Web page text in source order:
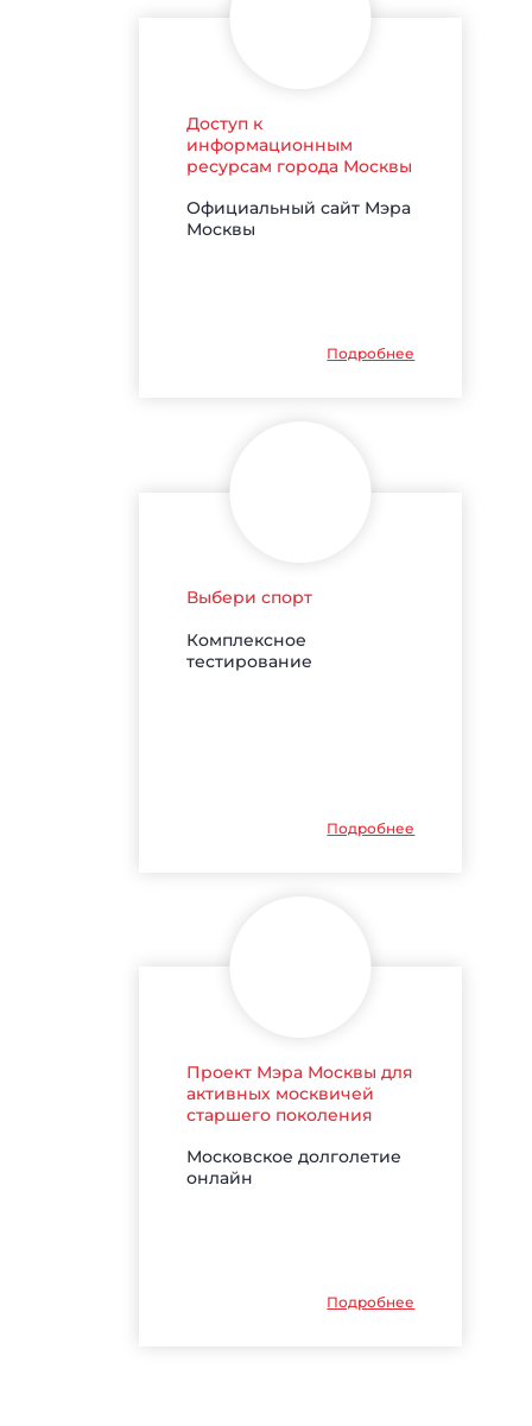
Доступ к
информационным
ресурсам города Москвы
Официальный сайт Мэра
Москвы
Подробнее
Выбери спорт
Комплексное
тестирование
Подробнее
Проект Мэра Москвы для
активных москвичей
старшего поколения
Московское долголетие
онлайн
Подробнее